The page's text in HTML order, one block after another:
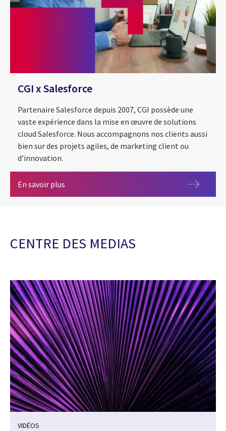
CGI x Salesforce
Partenaire Salesforce depuis 2007, CGI possède une
vaste expérience dans la mise en œuvre de solutions
cloud Salesforce. Nous accompagnons nos clients aussi
bien sur des projets agiles, de marketing client ou
d’innovation.
En savoir plus
CENTRE DES MEDIAS
VIDÉOS